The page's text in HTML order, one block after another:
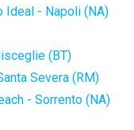
Ideal - Napoli (NA)
(BT)
Severa (RM)
- Sorrento (NA)